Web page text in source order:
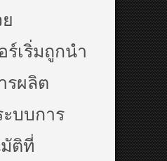
ร์เริ่มถูกนำ
รผลิต
บบการ
ติที่